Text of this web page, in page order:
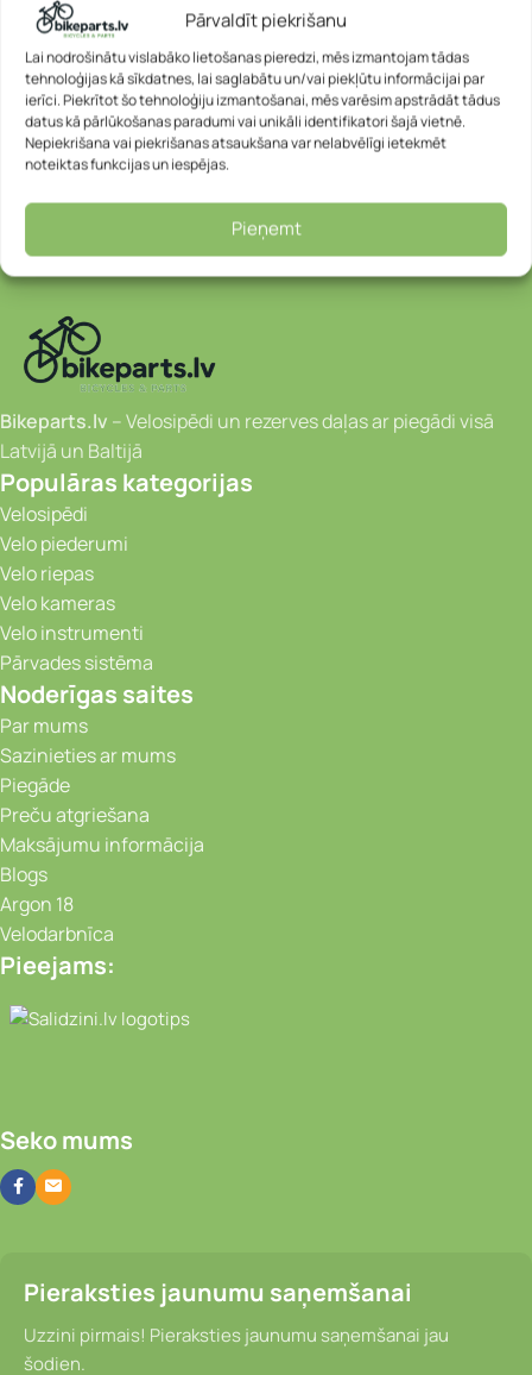
Pārvaldīt piekrišanu
Lai nodrošinātu vislabāko lietošanas pieredzi, mēs izmantojam tādas
tehnoloģijas kā sīkdatnes, lai saglabātu un/vai piekļūtu informācijai par
ierīci. Piekrītot šo tehnoloģiju izmantošanai, mēs varēsim apstrādāt tādus
datus kā pārlūkošanas paradumi vai unikāli identifikatori šajā vietnē.
Nepiekrišana vai piekrišanas atsaukšana var nelabvēlīgi ietekmēt
noteiktas funkcijas un iespējas.
Pieņemt
Bikeparts.lv – Velosipēdi un rezerves daļas ar piegādi visā
Latvijā un Baltijā
Populāras kategorijas
Velosipēdi
Velo piederumi
Velo riepas
Velo kameras
Velo instrumenti
Pārvades sistēma
Noderīgas saites
Par mums
Sazinieties ar mums
Piegāde
Preču atgriešana
Maksājumu informācija
Blogs
Argon 18
Velodarbnīca
Pieejams:
Video novērošanas kameras, Portatīvie
Seko mums
Pieraksties jaunumu saņemšanai
Uzzini pirmais! Pieraksties jaunumu saņemšanai jau
šodien.